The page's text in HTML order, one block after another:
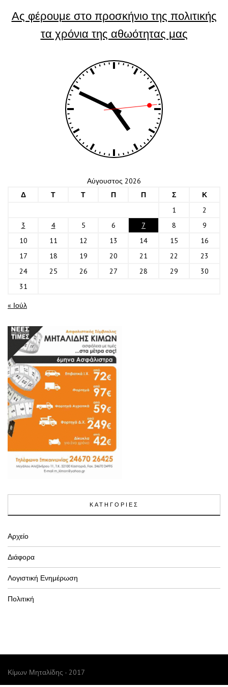
Ας φέρουμε στο προσκήνιο της πολιτικής
τα χρόνια της αθωότητας μας
Αύγουστος 2026
Δ
Τ Τ Π Π Σ
Κ
1
2
3
4 5 6 7 8
9
10
11 12 13 14 15
16
17
18 19 20 21 22
23
24
25 26 27 28 29
30
31
« Ιούλ
ΚΑΤΗΓΟΡΙΕΣ
Αρχείο
Διάφορα
Λογιστική Ενημέρωση
Πολιτική
Κίμων Μηταλίδης - 2017